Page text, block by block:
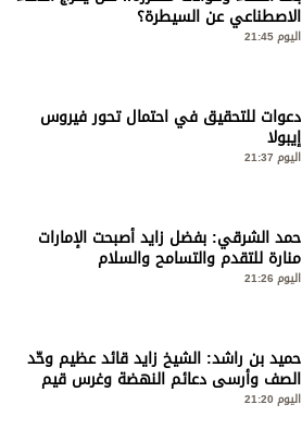
الاصطناعي عن السيطرة؟
اليوم 21:45
دعوات للتحقيق في احتمال تحور فيروس
إيبولا
اليوم 21:37
حمد الشرقي: بفضل زايد أصبحت الإمارات
منارة للتقدم والتسامح والسلام
اليوم 21:26
حميد بن راشد: الشيخ زايد قائد عظيم وحّد
الصف وأرسى دعائم النهضة وغرس قيم
العطاء والإنسانية
اليوم 21:20